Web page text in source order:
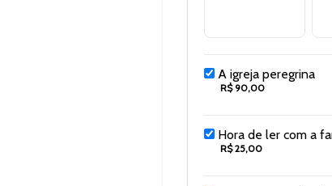
A igreja peregrina
R$ 90,00
Hora de ler com a
R$ 25,00